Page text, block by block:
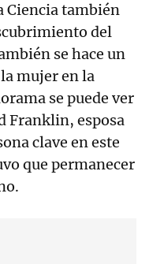
Ciencia también
del
se hace un
mujer en la
se puede ver
Franklin, esposa
clave en este
que permanecer